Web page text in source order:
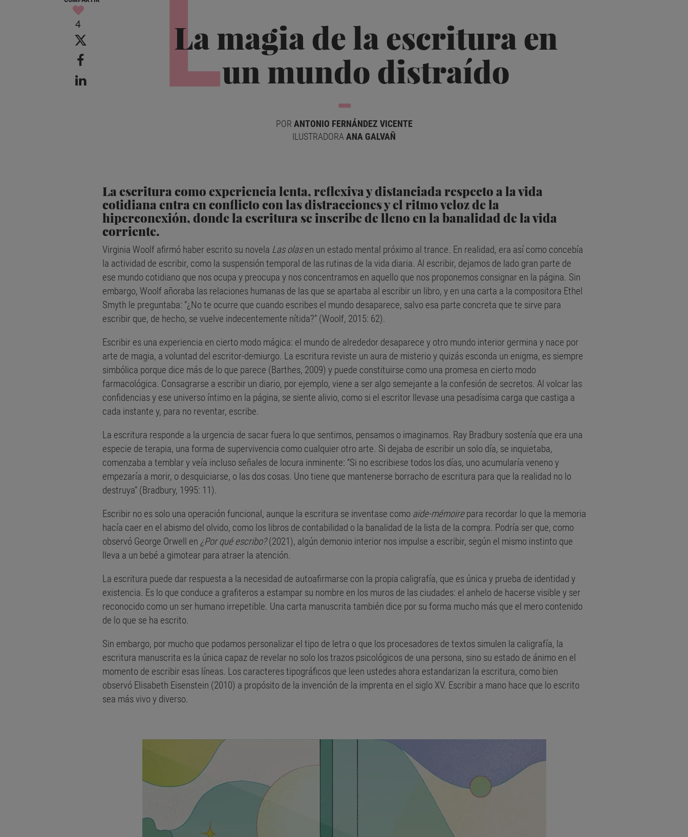
L
4
La magia de la escritura en
un mundo distraído
POR ANTONIO FERNÁNDEZ VICENTE
ILUSTRADORA ANA GALVAÑ
La escritura como experiencia lenta, reflexiva y distanciada respecto a la vida
cotidiana entra en conflicto con las distracciones y el ritmo veloz de la
hiperconexión, donde la escritura se inscribe de lleno en la banalidad de la vida
corriente.
Virginia Woolf afirmó haber escrito su novela Las olasen un estado mental próximo al trance. En realidad, era así como concebía
la actividad de escribir, como la suspensión temporal de las rutinas de la vida diaria. Al escribir, dejamos de lado gran parte de
ese mundo cotidiano que nos ocupa y preocupa y nos concentramos en aquello que nos proponemos consignar en la página. Sin
embargo, Woolf añoraba las relaciones humanas de las que se apartaba al escribir un libro, y en una carta a la compositora Ethel
Smyth le preguntaba: “¿No te ocurre que cuando escribes el mundo desaparece, salvo esa parte concreta que te sirve para
escribir que, de hecho, se vuelve indecentemente nítida?” (Woolf, 2015: 62).
Escribir es una experiencia en cierto modo mágica: el mundo de alrededor desaparece y otro mundo interior germina y nace por
arte de magia, a voluntad del escritor-demiurgo. La escritura reviste un aura de misterio y quizás esconda un enigma, es siempre
simbólica porque dice más de lo que parece (Barthes, 2009) y puede constituirse como una promesa en cierto modo
farmacológica. Consagrarse a escribir un diario, por ejemplo, viene a ser algo semejante a la confesión de secretos. Al volcar las
confidencias y ese universo íntimo en la página, se siente alivio, como si el escritor llevase una pesadísima carga que castiga a
cada instante y, para no reventar, escribe.
La escritura responde a la urgencia de sacar fuera lo que sentimos, pensamos o imaginamos. Ray Bradbury sostenía que era una
especie de terapia, una forma de supervivencia como cualquier otro arte. Si dejaba de escribir un solo día, se inquietaba,
comenzaba a temblar y veía incluso señales de locura inminente: “Si no escribiese todos los días, uno acumularía veneno y
empezaría a morir, o desquiciarse, o las dos cosas. Uno tiene que mantenerse borracho de escritura para que la realidad no lo
destruya” (Bradbury, 1995: 11).
Escribir no es solo una operación funcional, aunque la escritura se inventase como aide-mémoirepara recordar lo que la memoria
hacía caer en el abismo del olvido, como los libros de contabilidad o la banalidad de la lista de la compra. Podría ser que, como
observó George Orwell en ¿Por qué escribo?(2021), algún demonio interior nos impulse a escribir, según el mismo instinto que
lleva a un bebé a gimotear para atraer la atención.
La escritura puede dar respuesta a la necesidad de autoafirmarse con la propia caligrafía, que es única y prueba de identidad y
existencia. Es lo que conduce a grafiteros a estampar su nombre en los muros de las ciudades: el anhelo de hacerse visible y ser
reconocido como un ser humano irrepetible. Una carta manuscrita también dice por su forma mucho más que el mero contenido
de lo que se ha escrito.
Sin embargo, por mucho que podamos personalizar el tipo de letra o que los procesadores de textos simulen la caligrafía, la
escritura manuscrita es la única capaz de revelar no solo los trazos psicológicos de una persona, sino su estado de ánimo en el
momento de escribir esas líneas. Los caracteres tipográficos que leen ustedes ahora estandarizan la escritura, como bien
observó Elisabeth Eisenstein (2010) a propósito de la invención de la imprenta en el siglo XV. Escribir a mano hace que lo escrito
sea más vivo y diverso.